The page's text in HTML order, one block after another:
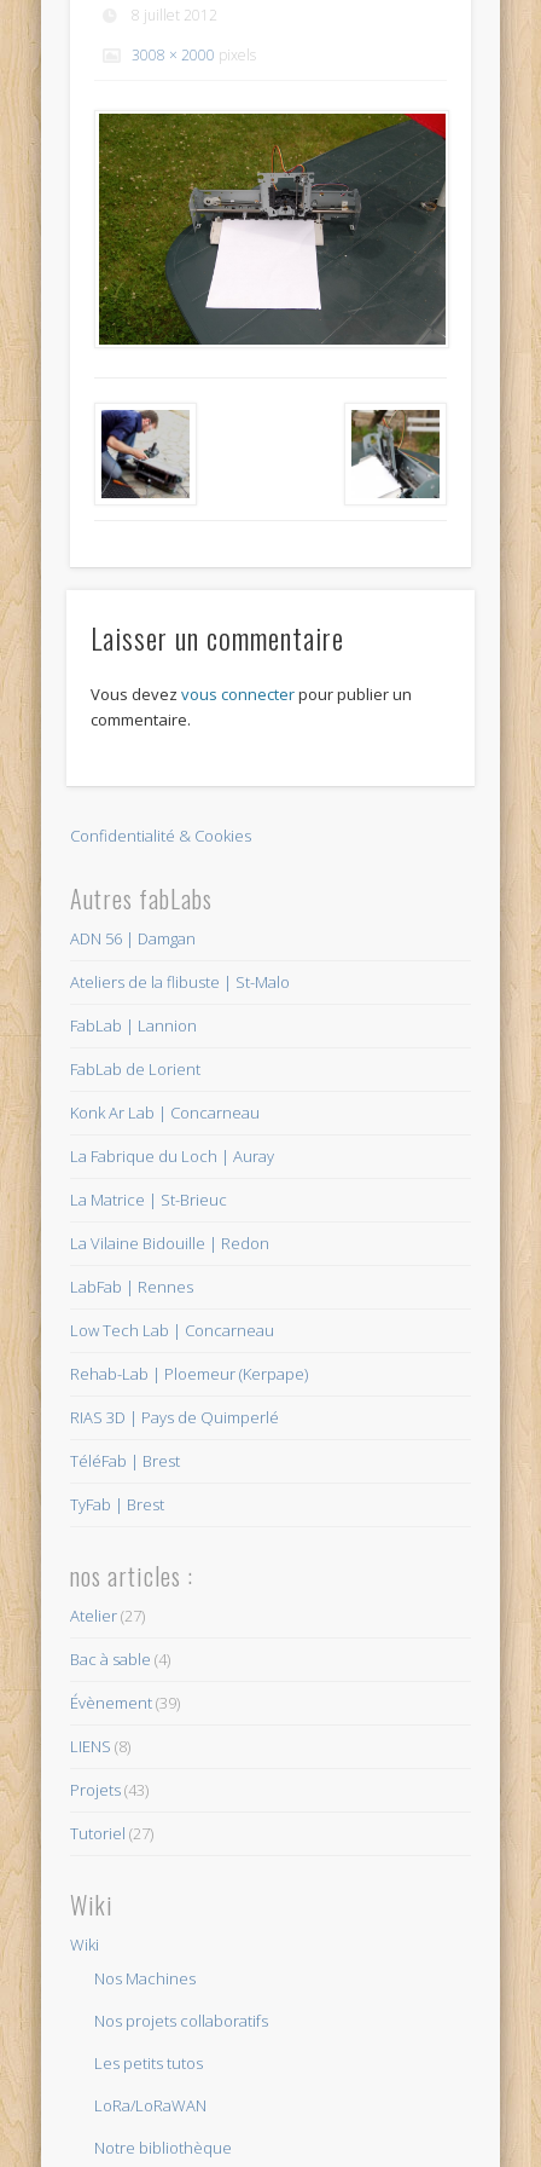
8 juillet 2012
3008 × 2000 pixels
Laisser un commentaire
Vous devez vous connecterpour publier un
commentaire.
Confidentialité & Cookies
Autres fabLabs
ADN 56 | Damgan
Ateliers de la flibuste | St-Malo
FabLab | Lannion
FabLab de Lorient
Konk Ar Lab | Concarneau
La Fabrique du Loch | Auray
La Matrice | St-Brieuc
La Vilaine Bidouille | Redon
LabFab | Rennes
Low Tech Lab | Concarneau
Rehab-Lab | Ploemeur (Kerpape)
RIAS 3D | Pays de Quimperlé
TéléFab | Brest
TyFab | Brest
nos articles :
Atelier(27)
Bac à sable (4)
Évènement(39)
LIENS (8)
Projets(43)
Tutoriel (27)
Wiki
Wiki
Nos Machines
Nos projets collaboratifs
Les petits tutos
LoRa/LoRaWAN
Notre bibliothèque